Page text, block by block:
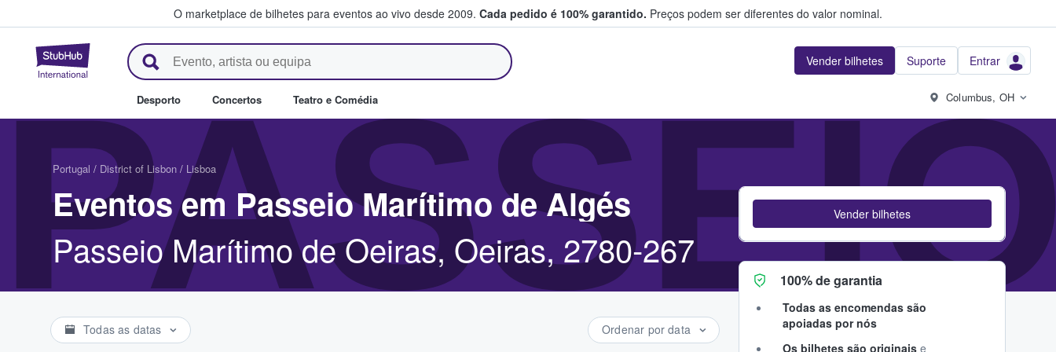
O marketplace de bilhetes para eventos ao vivo desde 2009. Cada pedido é 100% garantido. Preços podem ser diferentes do valor nominal.
StubHub – onde os fãs compram e vendem bilhetes Vender bilhetes Suporte Entrar
Desporto Concertos Teatro e Comédia Columbus, OH
Portugal / District of Lisbon / Lisboa
Eventos em Passeio Marítimo de Algés
Passeio Marítimo de Oeiras, Oeiras, 2780-267
Todas as datas Ordenar por data
Vender bilhetes
100% de garantia
Todas as encomendas são
apoiadas por nós
Os bilhetes são originais e